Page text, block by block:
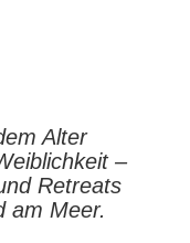
Alter
–
Retreats
am Meer.